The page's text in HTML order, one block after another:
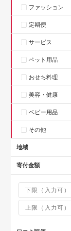
ファッション
定期便
サービス
ペット用品
おせち料理
美容・健康
ベビー用品
その他
地域
寄付金額